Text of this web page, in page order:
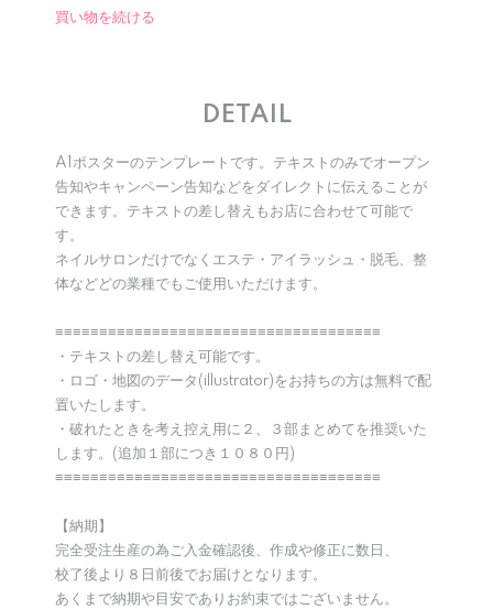
買い物を続ける
DETAIL
A1ポスターのテンプレートです。テキストのみでオープン
告知やキャンペーン告知などをダイレクトに伝えることが
できます。テキストの差し替えもお店に合わせて可能で
す。
ネイルサロンだけでなくエステ・アイラッシュ・脱毛、整
体などどの業種でもご使用いただけます。
≡≡≡≡≡≡≡≡≡≡≡≡≡≡≡≡≡≡≡≡≡≡≡≡≡≡≡≡≡≡≡≡≡≡≡≡≡
・テキストの差し替え可能です。
・ロゴ・地図のデータ(illustrator)をお持ちの方は無料で配
置いたします。
・破れたときを考え控え用に２、３部まとめてを推奨いた
します。(追加１部につき１０８０円)
≡≡≡≡≡≡≡≡≡≡≡≡≡≡≡≡≡≡≡≡≡≡≡≡≡≡≡≡≡≡≡≡≡≡≡≡≡
【納期】
完全受注生産の為ご入金確認後、作成や修正に数日、
校了後より８日前後でお届けとなります。
あくまで納期や目安でありお約束ではございません。